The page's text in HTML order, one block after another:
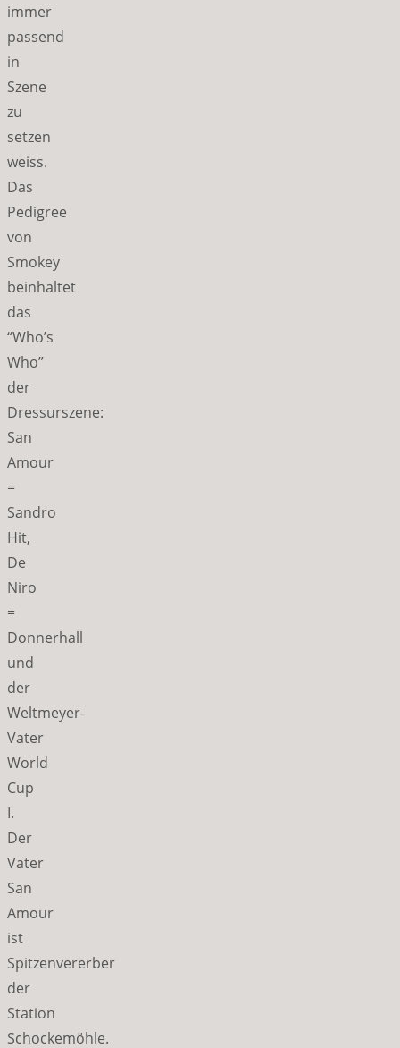
immer
passend
in
Szene
zu
setzen
weiss.
Das
Pedigree
von
Smokey
beinhaltet
das
“Who’s
Who”
der
Dressurszene:
San
Amour
=
Sandro
Hit,
De
Niro
=
Donnerhall
und
der
Weltmeyer-
Vater
World
Cup
I.
Der
Vater
San
Amour
ist
Spitzenvererber
der
Station
Schockemöhle.